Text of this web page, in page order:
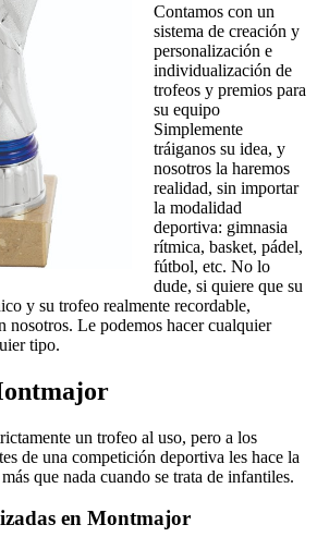
Contamos con un
sistema de creación y
personalización e
individualización de
trofeos y premios para
su equipo
Simplemente
tráiganos su idea, y
nosotros la haremos
realidad, sin importar
la modalidad
deportiva: gimnasia
rítmica, basket, pádel,
fútbol, etc. No lo
dude, si quiere que su
y su trofeo realmente recordable,
nosotros. Le podemos hacer cualquier
tipo.
un trofeo al uso, pero a los
de una competición deportiva les hace la
que nada cuando se trata de infantiles.
en Montmajor